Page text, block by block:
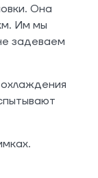
Она
Им мы
задеваем